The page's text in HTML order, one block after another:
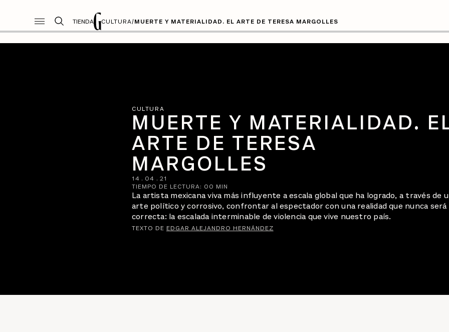
TIENDA CULTURA/MUERTE Y MATERIALIDAD. EL ARTE DE TERESA MARGOLLES
CULTURA
MUERTE Y MATERIALIDAD.
ARTE DE TERESA
MARGOLLES
14 . 04 . 21
TIEMPO DE LECTURA: 00 MIN
La artista mexicana viva más influyente a escala global que ha logrado, a través de
arte político y corrosivo, confrontar al espectador con una realidad que nunca será
correcta: la escalada interminable de violencia que vive nuestro país.
TEXTO DE EDGAR ALEJANDRO HERNÁNDEZ